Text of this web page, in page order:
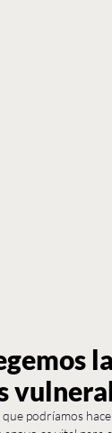
la
podríamos